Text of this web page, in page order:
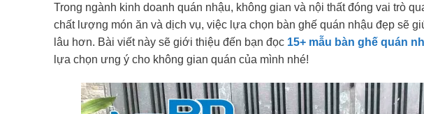
Trong ngành kinh doanh quán nhậu, không gian và nội thất đóng vai trò
chất lượng món ăn và dịch vụ, việc lựa chọn bàn ghế quán nhậu đẹp sẽ
lâu hơn. Bài viết này sẽ giới thiệu đến bạn đọc 15+ mẫu bàn ghế quán
lựa chọn ưng ý cho không gian quán của mình nhé!